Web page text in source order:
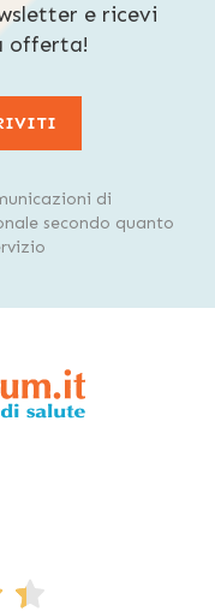
e ricevi
offerta!
di
secondo quanto